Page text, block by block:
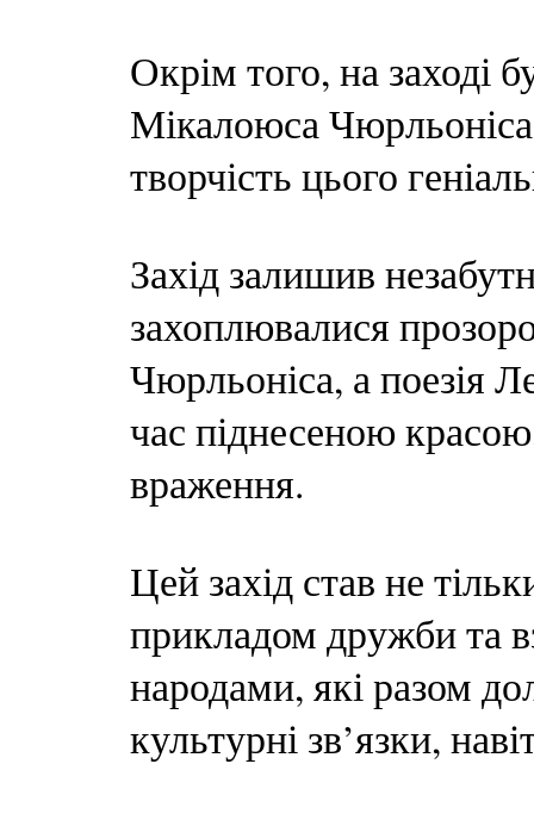
Окрім того, на заході
Мікалоюса
творчість цього
Захід залишив
захоплювалися
Чюрльоніса, а поезія
час піднесеною
враження.
Цей захід став не
прикладом дружби та
народами, які разом
культурні зв’язки,